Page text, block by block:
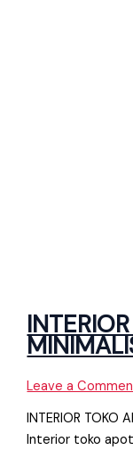
Leave a
INTERIOR TOKO
Interior toko